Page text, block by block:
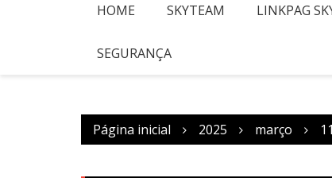
HOME SKYTEAM LINKPAG
SEGURANÇA
Página inicial 2025 março 11